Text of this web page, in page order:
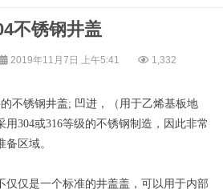
不锈钢井盖
2019年11月7日 上午5:41 1,332
不锈钢井盖; 凹进，（用于乙烯基板地
304或316等级的不锈钢制造，因此非常
区域。
仅仅是一个标准的井盖盖，可以用于内部